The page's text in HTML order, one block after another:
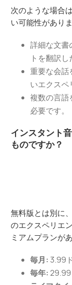
次のような場合
い可能性がありま
詳細な文書
トを翻訳し
重要な会話
いエクスペ
複数の言語
必要です。
インスタント
ものですか？
無料版とは別に
のエクスペリエ
ミアムプランが
毎月:3.99
毎年: